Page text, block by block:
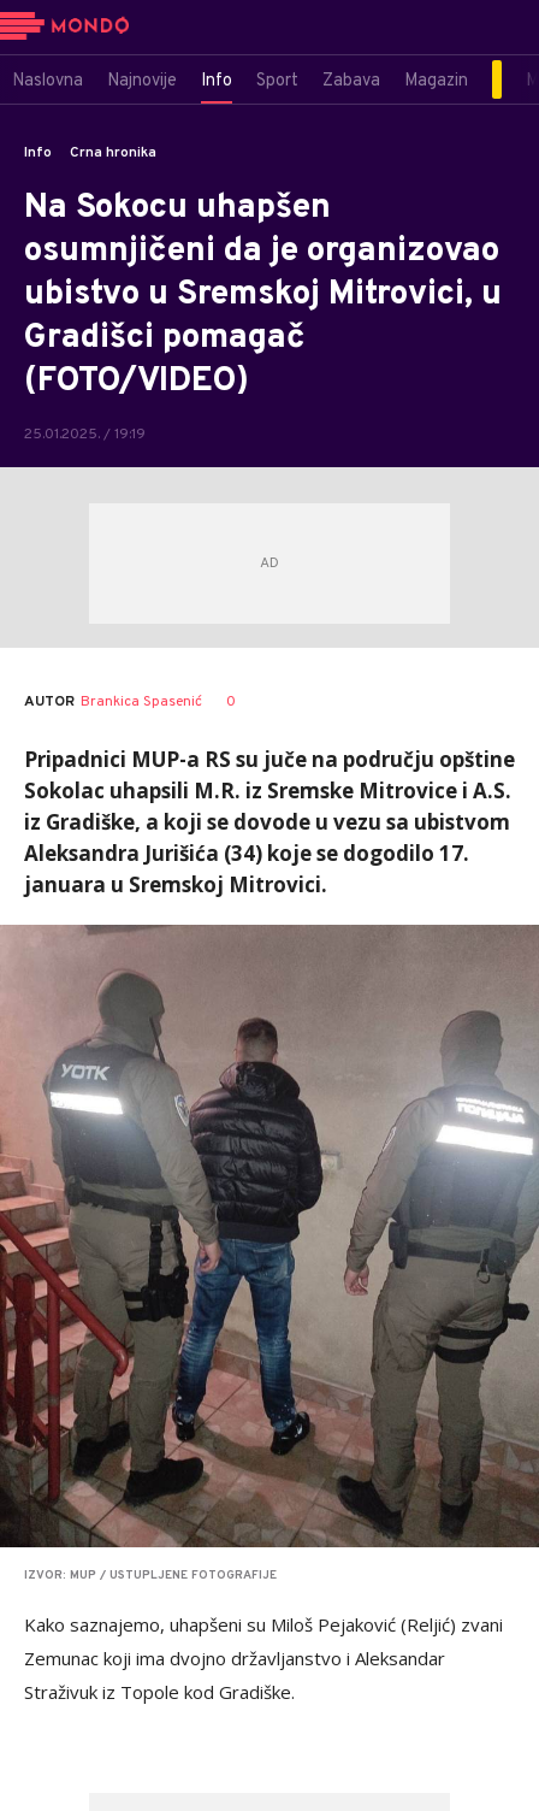
Naslovna Najnovije Info Sport Zabava Magazin
Info Crna hronika
Na Sokocu uhapšen
osumnjičeni da je organizovao
ubistvo u Sremskoj Mitrovici, u
Gradišci pomagač
(FOTO/VIDEO)
25.01.2025. / 19:19
AUTOR Brankica Spasenić 0
Pripadnici MUP-a RS su juče na području opštine
Sokolac uhapsili M.R. iz Sremske Mitrovice i A.S.
iz Gradiške, a koji se dovode u vezu sa ubistvom
Aleksandra Jurišića (34) koje se dogodilo 17.
januara u Sremskoj Mitrovici.
IZVOR: MUP / USTUPLJENE FOTOGRAFIJE
Kako saznajemo, uhapšeni su Miloš Pejaković (Reljić) zvani
Zemunac koji ima dvojno državljanstvo i Aleksandar
Straživuk iz Topole kod Gradiške.